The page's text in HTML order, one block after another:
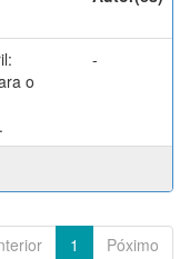
o
-
1 Póximo